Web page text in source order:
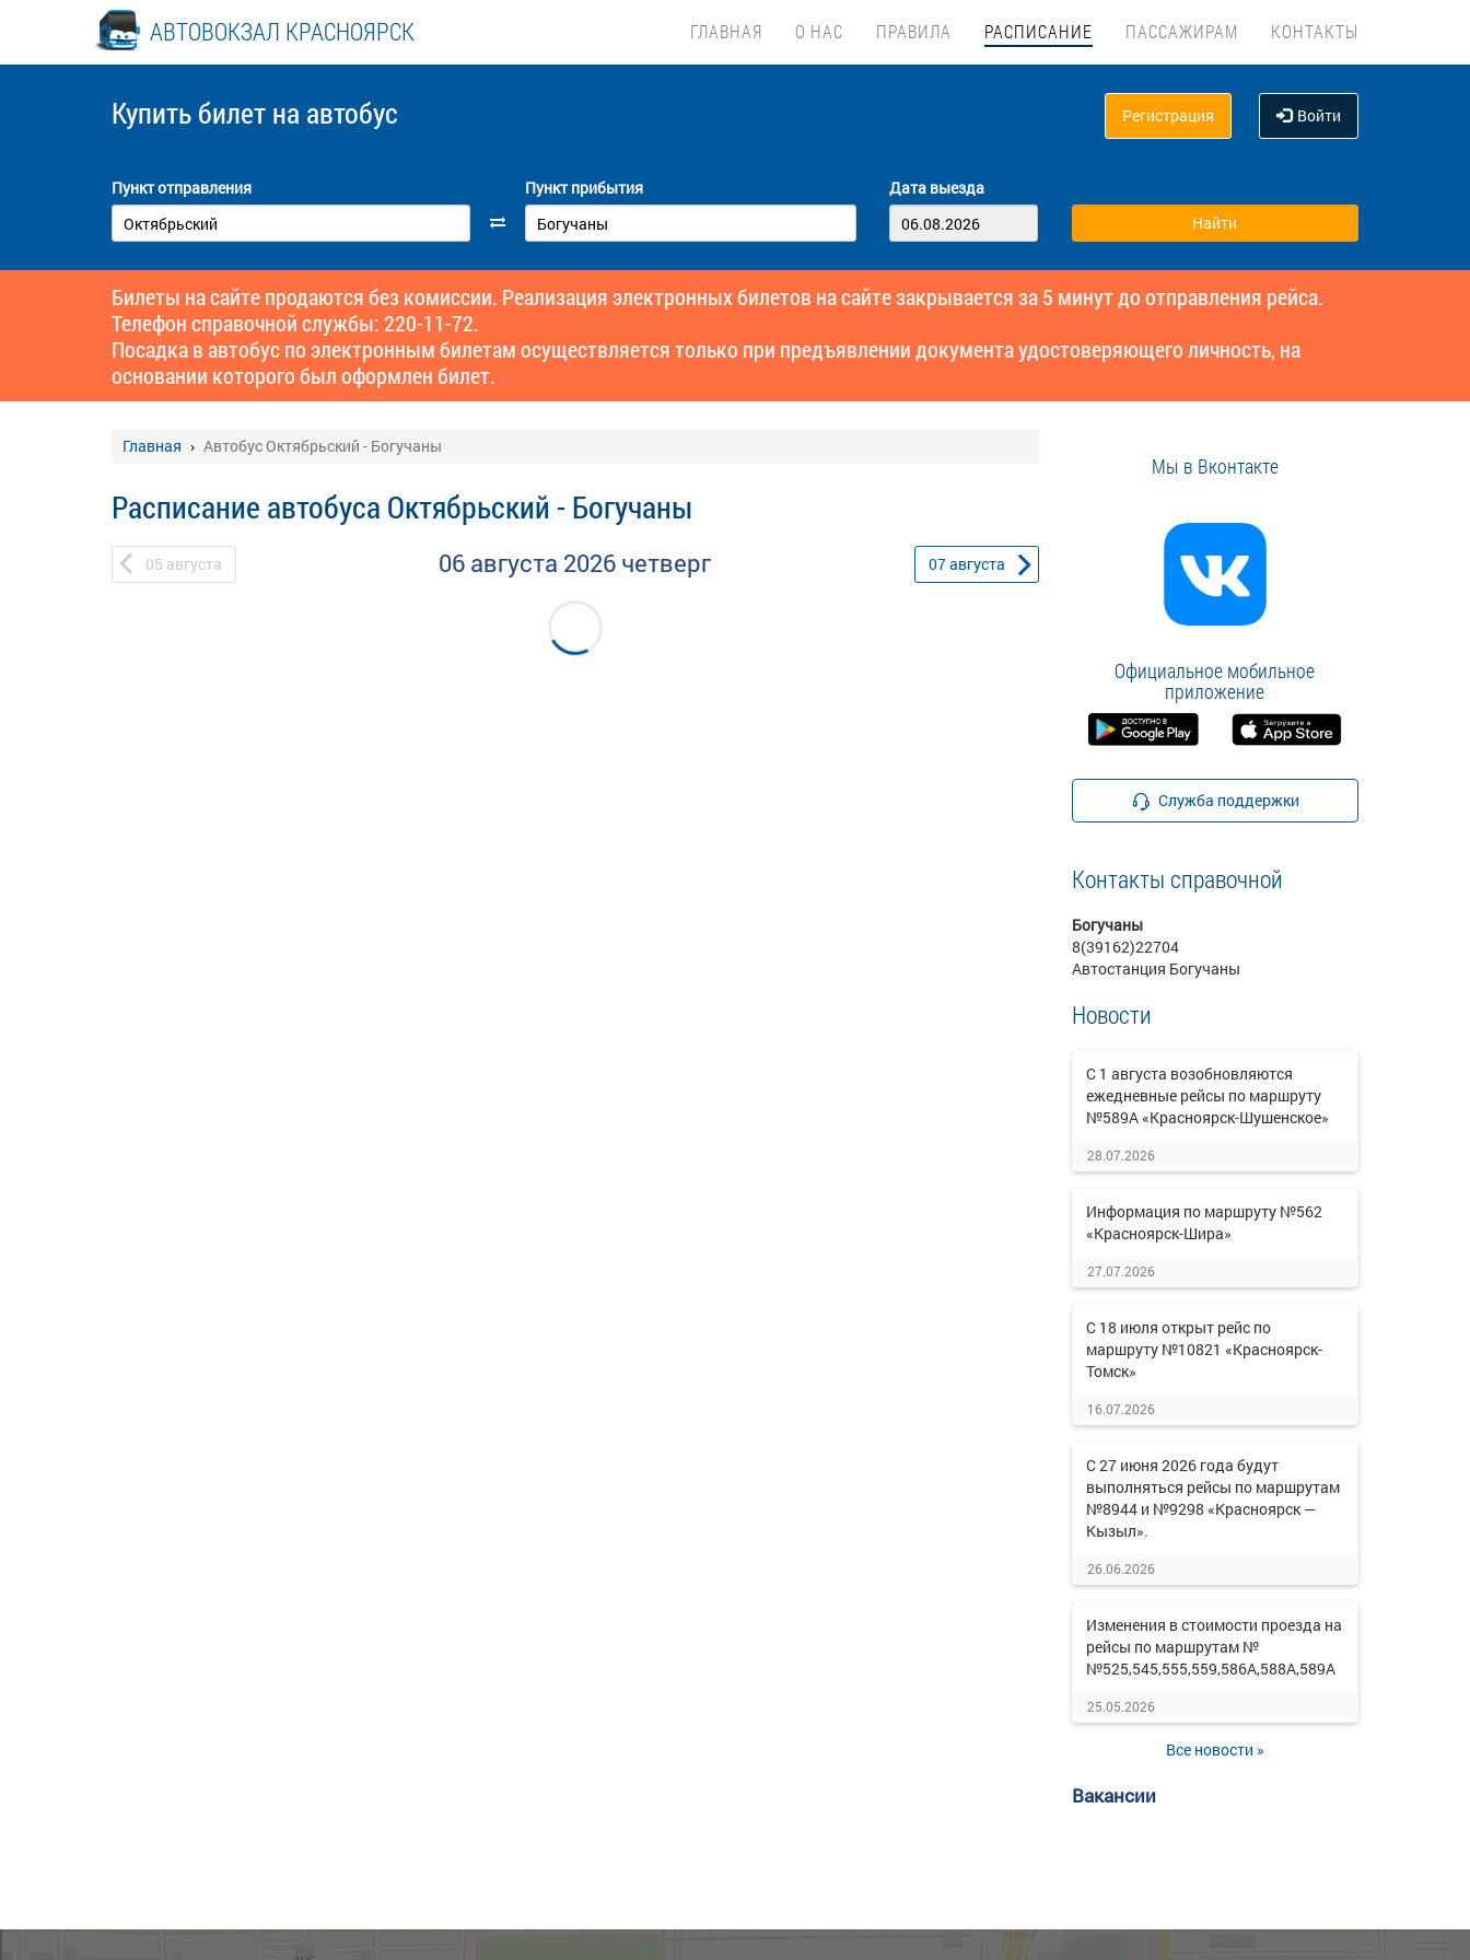
АВТОВОКЗАЛ КРАСНОЯРСК ГЛАВНАЯ О НАС ПРАВИЛА РАСПИСАНИЕ ПАССАЖИРАМ КОНТАКТЫ
Купить билет на автобус Регистрация Войти
Пункт отправления Пункт прибытия Дата выезда
Билеты на сайте продаются без комиссии. Реализация электронных билетов на сайте закрывается за 5 минут до отправления рейса.
Телефон справочной службы: 220-11-72.
Посадка в автобус по электронным билетам осуществляется только при предъявлении документа удостоверяющего личность, на
основании которого был оформлен билет.
Главная Автобус Октябрьский - Богучаны
Расписание автобуса Октябрьский - Богучаны
05 августа 06 августа 2026 четверг 07августа
Мы в Вконтакте
Официальное мобильное
приложение
Служба поддержки
Контакты справочной
Богучаны
8(39162)22704
Автостанция Богучаны
Новости
С 1 августа возобновляются
ежедневные рейсы по маршруту
№589А «Красноярск-Шушенское»
28.07.2026
Информация по маршруту №562
«Красноярск-Шира»
27.07.2026
С 18 июля открыт рейс по
маршруту №10821 «Красноярск-
Томск»
16.07.2026
С 27 июня 2026 года будут
выполняться рейсы по маршрутам
№8944 и №9298 «Красноярск —
Кызыл».
26.06.2026
Изменения в стоимости проезда на
рейсы по маршрутам №
№525,545,555,559,586А,588А,589А
25.05.2026
Все новости »
Вакансии